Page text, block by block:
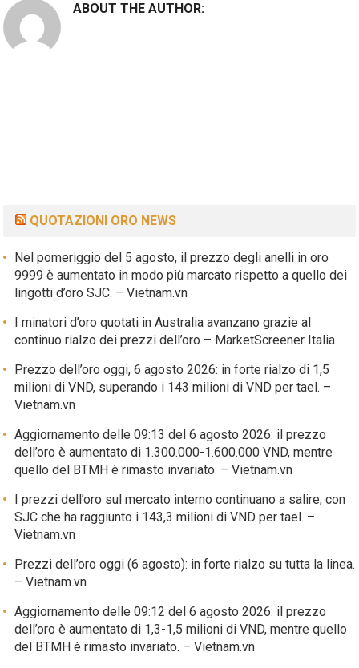
ABOUT THE AUTHOR:
QUOTAZIONI ORO NEWS
Nel pomeriggio del 5 agosto, il prezzo degli anelli in oro
9999 è aumentato in modo più marcato rispetto a quello dei
lingotti d’oro SJC. – Vietnam.vn
I minatori d’oro quotati in Australia avanzano grazie al
continuo rialzo dei prezzi dell’oro – MarketScreener Italia
Prezzo dell’oro oggi, 6 agosto 2026: in forte rialzo di 1,5
milioni di VND, superando i 143 milioni di VND per tael. –
Vietnam.vn
Aggiornamento delle 09:13 del 6 agosto 2026: il prezzo
dell’oro è aumentato di 1.300.000-1.600.000 VND, mentre
quello del BTMH è rimasto invariato. – Vietnam.vn
I prezzi dell’oro sul mercato interno continuano a salire, con
SJC che ha raggiunto i 143,3 milioni di VND per tael. –
Vietnam.vn
Prezzi dell’oro oggi (6 agosto): in forte rialzo su tutta la linea.
– Vietnam.vn
Aggiornamento delle 09:12 del 6 agosto 2026: il prezzo
dell’oro è aumentato di 1,3-1,5 milioni di VND, mentre quello
del BTMH è rimasto invariato. – Vietnam.vn